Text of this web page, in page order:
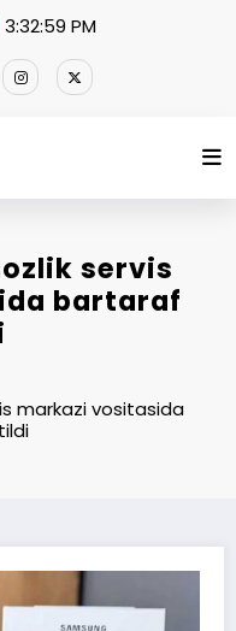
3:33:00 PM
servis
bartaraf
markazi vositasida